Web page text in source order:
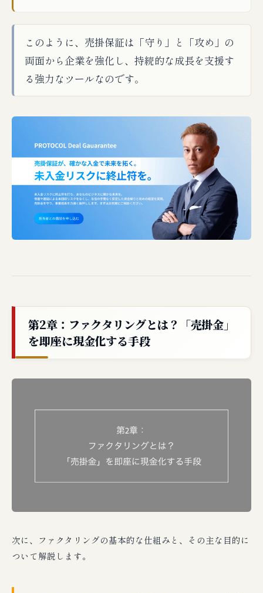
このように、売掛保証は「守り」と「攻め」の
両面から企業を強化し、持続的な成長を支援す
る強力なツールなのです。
第2章：ファクタリングとは？「売掛金」
を即座に現金化する手段
次に、ファクタリングの基本的な仕組みと、その主な目的に
ついて解説します。